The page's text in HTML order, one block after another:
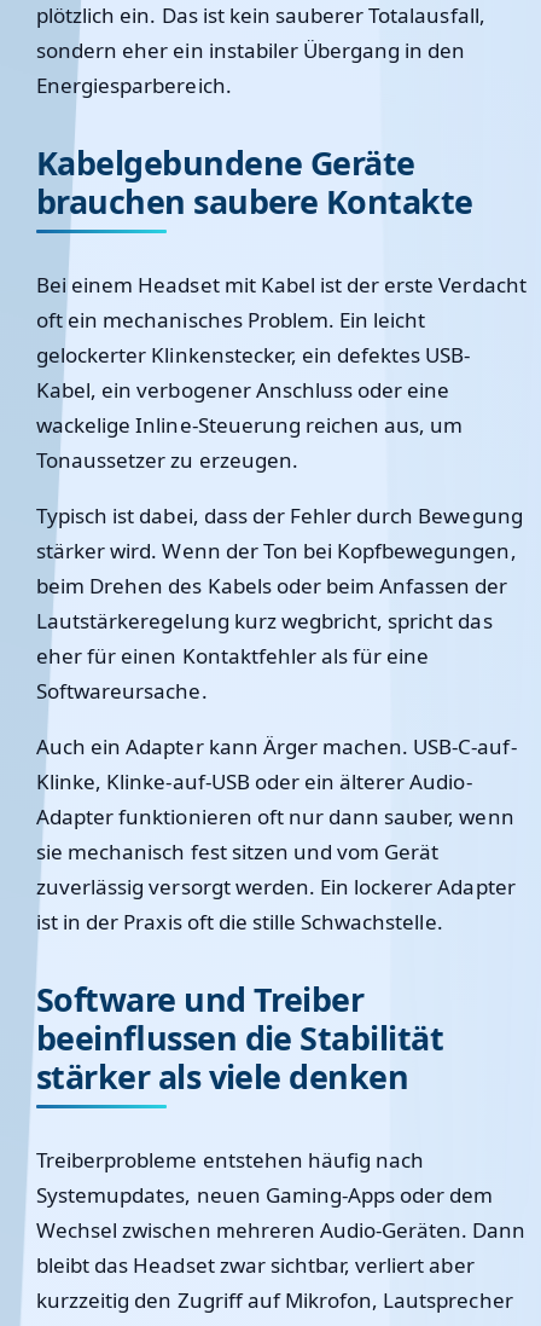
plötzlich ein. Das ist kein sauberer Totalausfall,
sondern eher ein instabiler Übergang in den
Energiesparbereich.
Kabelgebundene Geräte
brauchen saubere Kontakte
Bei einem Headset mit Kabel ist der erste Verdacht
oft ein mechanisches Problem. Ein leicht
gelockerter Klinkenstecker, ein defektes USB-
Kabel, ein verbogener Anschluss oder eine
wackelige Inline-Steuerung reichen aus, um
Tonaussetzer zu erzeugen.
Typisch ist dabei, dass der Fehler durch Bewegung
stärker wird. Wenn der Ton bei Kopfbewegungen,
beim Drehen des Kabels oder beim Anfassen der
Lautstärkeregelung kurz wegbricht, spricht das
eher für einen Kontaktfehler als für eine
Softwareursache.
Auch ein Adapter kann Ärger machen. USB-C-auf-
Klinke, Klinke-auf-USB oder ein älterer Audio-
Adapter funktionieren oft nur dann sauber, wenn
sie mechanisch fest sitzen und vom Gerät
zuverlässig versorgt werden. Ein lockerer Adapter
ist in der Praxis oft die stille Schwachstelle.
Software und Treiber
beeinflussen die Stabilität
stärker als viele denken
Treiberprobleme entstehen häufig nach
Systemupdates, neuen Gaming-Apps oder dem
Wechsel zwischen mehreren Audio-Geräten. Dann
bleibt das Headset zwar sichtbar, verliert aber
kurzzeitig den Zugriff auf Mikrofon, Lautsprecher